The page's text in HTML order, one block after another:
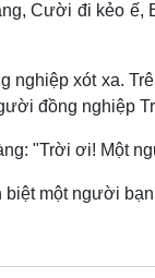
Cười đi kẻo
nghiệp xót xa.
đồng nghiệp
"Trời ơi! Một
một người